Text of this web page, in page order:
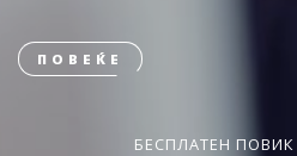
ПОВЕЌЕ
БЕСПЛАТЕН ПОВИК